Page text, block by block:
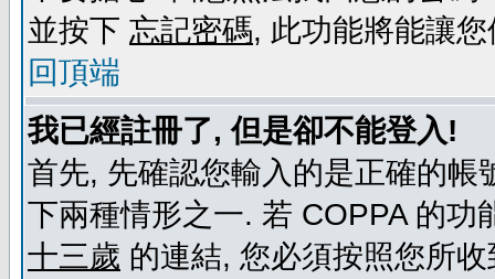
並按下 忘記密碼, 此功能將能讓
回頂端
我已經註冊了, 但是卻不能登入!
首先, 先確認您輸入的是正確的
下兩種情形之一. 若 COPPA 的
十三歲 的連結, 您必須按照您所